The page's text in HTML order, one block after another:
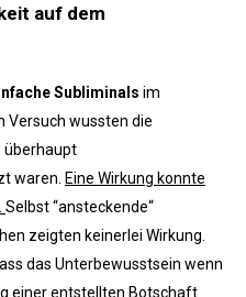
auf dem
Subliminals im
Versuch wussten die
überhaupt
waren. Eine Wirkung konnte
Selbst “ansteckende“
zeigten keinerlei Wirkung.
das Unterbewusstsein wenn
einer entstellten Botschaft